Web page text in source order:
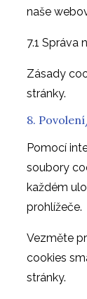
naše
7.1 Správa
Zásady
stránky.
8.
Pomocí
soubory
každém
prohlížeče.
Vezměte
cookies
stránky.